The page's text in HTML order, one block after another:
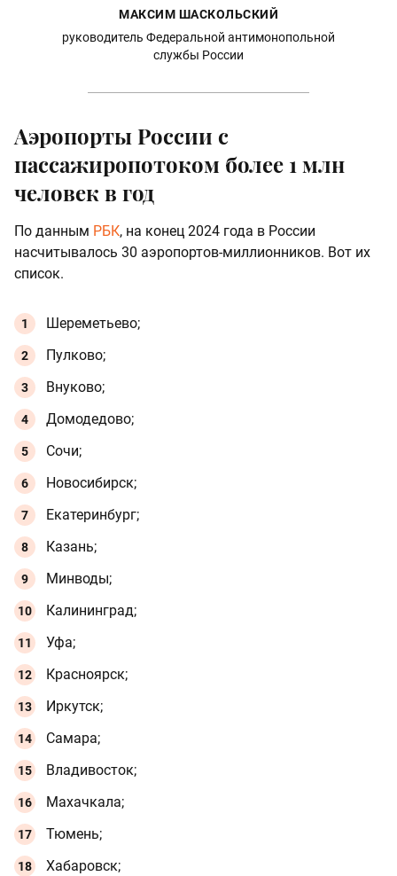
МАКСИМ ШАСКОЛЬСКИЙ
руководитель Федеральной антимонопольной
службы России
Аэропорты России с
пассажиропотоком более 1 млн
человек в год
По данным РБК, на конец 2024 года в России
насчитывалось 30 аэропортов-миллионников. Вот их
список.
Шереметьево;
Пулково;
Внуково;
Домодедово;
Сочи;
Новосибирск;
Екатеринбург;
Казань;
Минводы;
Калининград;
Уфа;
Красноярск;
Иркутск;
Самара;
Владивосток;
Махачкала;
Тюмень;
Хабаровск;